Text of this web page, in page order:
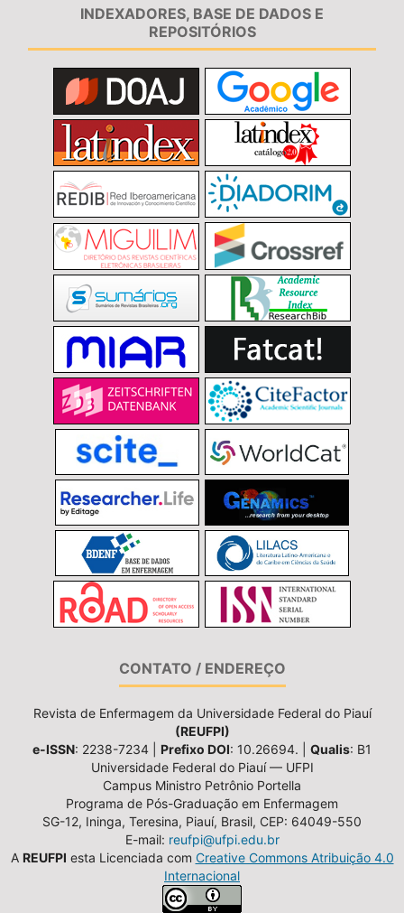
INDEXADORES, BASE DE DADOS E
REPOSITÓRIOS
CONTATO / ENDEREÇO
Revista de Enfermagem da Universidade Federal do Piauí
(REUFPI)
e-ISSN: 2238-7234 | Prefixo DOI: 10.26694. | Qualis: B1
Universidade Federal do Piauí — UFPI
Campus Ministro Petrônio Portella
Programa de Pós-Graduação em Enfermagem
SG-12, Ininga, Teresina, Piauí, Brasil, CEP: 64049-550
E-mail: reufpi@ufpi.edu.br
A REUFPI esta Licenciada com Creative Commons Atribuição 4.0
Internacional